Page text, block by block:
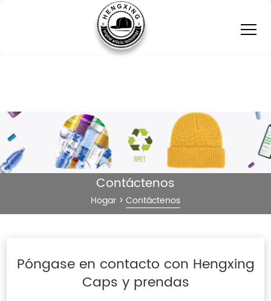
Contáctenos
Hogar > Contáctenos
Póngase en contacto con Hengxing
Caps y prendas